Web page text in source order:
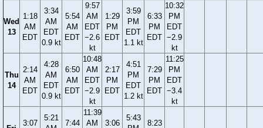
Wed
13
1:18
AM
EDT
3:34
AM
EDT
0.9 kt
5:54
AM
EDT
9:57
AM
EDT
−2.6
kt
1:29
PM
EDT
3:59
PM
EDT
1.1 kt
6:33
PM
EDT
10:32
PM
EDT
−2.9
kt
Thu
14
2:14
AM
EDT
4:28
AM
EDT
0.9 kt
6:50
AM
EDT
10:48
AM
EDT
−2.9
kt
2:17
PM
EDT
4:51
PM
EDT
1.2 kt
7:29
PM
EDT
11:25
PM
EDT
−3.4
kt
3:07
5:21
7:44
11:39
AM
3:06
5:43
8:23